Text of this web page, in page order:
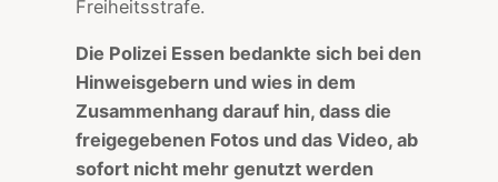
Freiheitsstrafe.
Die Polizei Essen bedankte sich bei den
Hinweisgebern und wies in dem
Zusammenhang darauf hin, dass die
freigegebenen Fotos und das Video, ab
sofort nicht mehr genutzt werden